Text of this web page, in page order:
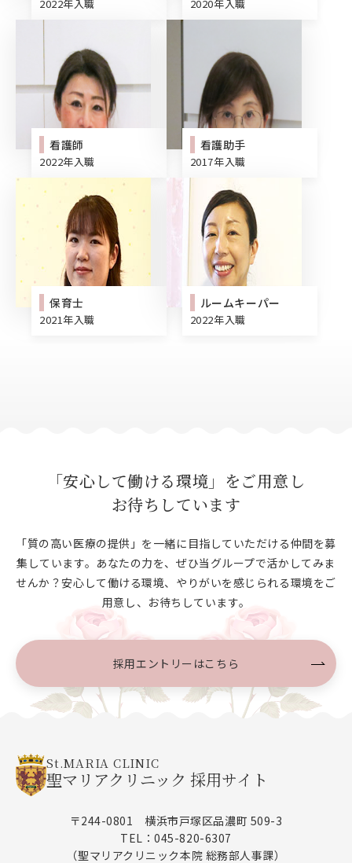
2022年入職 2020年入職
看護師
2022年入職
看護助手
2017年入職
保育士
2021年入職
ルームキーパー
2022年入職
「安心して働ける環境」をご用意し
お待ちしています
「質の高い医療の提供」を一緒に目指していただける仲間を募
集しています。あなたの力を、ぜひ当グループで活かしてみま
せんか？安心して働ける環境、やりがいを感じられる環境をご
用意し、お待ちしています。
採用エントリーはこちら
St.MARIA CLINIC
聖マリアクリニック 採用サイト
〒244-0801 横浜市戸塚区品濃町 509-3
TEL：045-820-6307
（聖マリアクリニック本院 総務部人事課）